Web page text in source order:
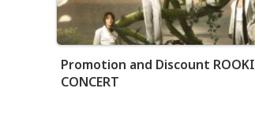
Promotion and Discount
CONCERT